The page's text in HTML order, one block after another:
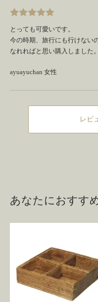
とっても可愛いです。
今の時期、旅行にも行けない
なれればと思い購入しまし
ayuayuchan 女性
レビ
あなたにおすす